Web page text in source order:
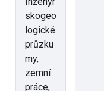
skogeo
logické
průzku
my,
zemní
práce,